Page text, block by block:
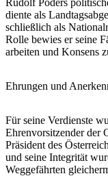
diente als
schließlich als
Rolle bewies er seine
arbeiten und Konsens
Ehrungen und
Für seine Verdienste
Ehrenvorsitzender der
Präsident des
und seine Integrität
Weggefährten